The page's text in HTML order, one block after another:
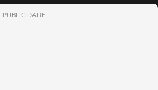
PUBLICIDADE